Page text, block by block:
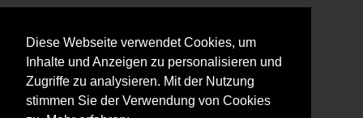
Diese Webseite verwendet Cookies, um
Inhalte und Anzeigen zu personalisieren und
Zugriffe zu analysieren. Mit der Nutzung
stimmen Sie der Verwendung von Cookies